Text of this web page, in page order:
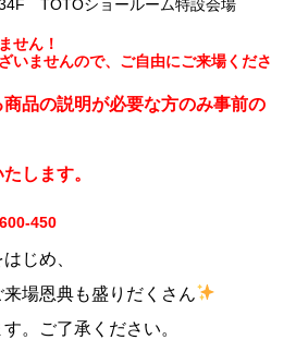
TOTOショールーム特設会場
せん！
いませんので、ご自由にご来場くださ
品の説明が必要な方のみ事前の
します。
450
じめ、
場恩典も盛りだくさん
。ご了承ください。